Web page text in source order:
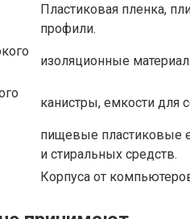
Пластиковая пленка,
профили.
изоляционные
канистры, емкости для
пищевые пластиковые
и стиральных средств.
Корпуса от